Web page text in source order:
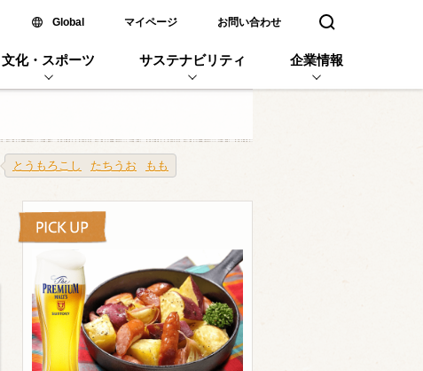
Global新しいウィンドウで開く
マイページ お問い合わせ 検索窓を開く
文化・スポーツ サステナビリティ 企業情報
とうもろこし たちうお もも